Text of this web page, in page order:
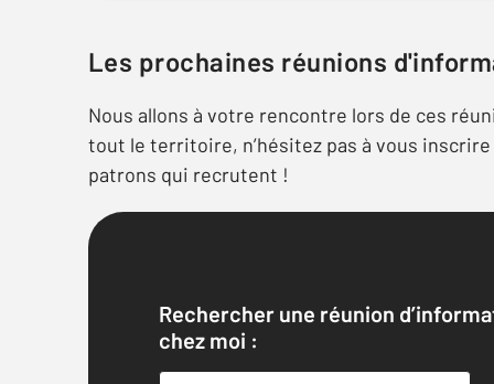
Les prochaines réunions
Nous allons à votre rencontre lors de ces
tout le territoire, n’hésitez pas à vous
patrons qui recrutent !
Rechercher une réunion d’information proche de
chez moi :